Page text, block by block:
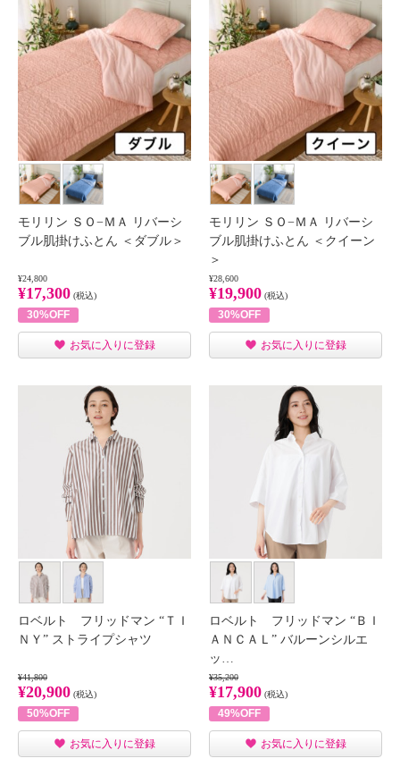
モリリン ＳＯ−ＭＡ リバーシ
ブル肌掛けふとん ＜ダブル＞
¥24,800
¥17,300 (税込)
30%OFF
お気に入りに登録
モリリン ＳＯ−ＭＡ リバーシ
ブル肌掛けふとん ＜クイーン
＞
¥28,600
¥19,900 (税込)
30%OFF
お気に入りに登録
ロベルト フリッドマン “ＴＩ
ＮＹ” ストライプシャツ
¥41,800
¥20,900 (税込)
50%OFF
お気に入りに登録
ロベルト フリッドマン “ＢＩ
ＡＮＣＡＬ” バルーンシルエ
ッ…
¥35,200
¥17,900 (税込)
49%OFF
お気に入りに登録